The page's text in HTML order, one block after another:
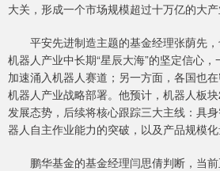
大关，形成一个市场规模超过十万亿的大产
平安先进制造主题的基金经理张荫先，
机器人产业中长期“星辰大海”的坚定信心
加速涌入机器人赛道；另一方面，各国也
机器人产业战略部署。他预计，机器人板
发展态势，后续将核心跟踪三大主线：具
器人自主作业能力的突破，以及产品规模化
鹏华基金的基金经理闫思倩判断，当前